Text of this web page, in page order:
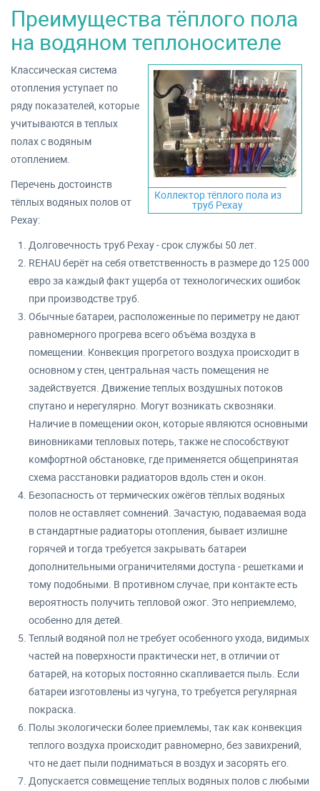
Преимущества тёплого пола
на водяном теплоносителе
Коллектор тёплого пола из
труб Рехау
Классическая система
отопления уступает по
ряду показателей, которые
учитываются в теплых
полах с водяным
отоплением.
Перечень достоинств
тёплых водяных полов от
Рехау:
Долговечность труб Рехау - срок службы 50 лет.
REHAU берёт на себя ответственность в размере до 125 000
евро за каждый факт ущерба от технологических ошибок
при производстве труб.
Обычные батареи, расположенные по периметру не дают
равномерного прогрева всего объёма воздуха в
помещении. Конвекция прогретого воздуха происходит в
основном у стен, центральная часть помещения не
задействуется. Движение теплых воздушных потоков
спутано и нерегулярно. Могут возникать сквозняки.
Наличие в помещении окон, которые являются основными
виновниками тепловых потерь, также не способствуют
комфортной обстановке, где применяется общепринятая
схема расстановки радиаторов вдоль стен и окон.
Безопасность от термических ожёгов тёплых водяных
полов не оставляет сомнений. Зачастую, подаваемая вода
в стандартные радиаторы отопления, бывает излишне
горячей и тогда требуется закрывать батареи
дополнительными ограничителями доступа - решетками и
тому подобными. В противном случае, при контакте есть
вероятность получить тепловой ожог. Это неприемлемо,
особенно для детей.
Теплый водяной пол не требует особенного ухода, видимых
частей на поверхности практически нет, в отличии от
батарей, на которых постоянно скапливается пыль. Если
батареи изготовлены из чугуна, то требуется регулярная
покраска.
Полы экологически более приемлемы, так как конвекция
теплого воздуха происходит равномерно, без завихрений,
что не дает пыли подниматься в воздух и засорять его.
Допускается совмещение теплых водяных полов с любыми